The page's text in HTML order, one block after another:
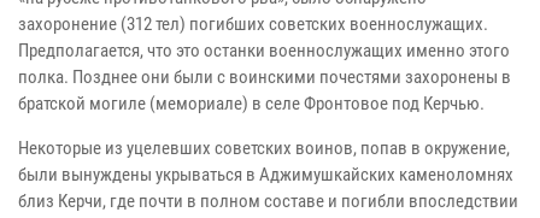
захоронение (312 тел) погибших советских военнослужащих.
Предполагается, что это останки военнослужащих именно этого
полка. Позднее они были с воинскими почестями захоронены в
братской могиле (мемориале) в селе Фронтовое под Керчью.
Некоторые из уцелевших советских воинов, попав в окружение,
были вынуждены укрываться в Аджимушкайских каменоломнях
близ Керчи, где почти в полном составе и погибли впоследствии